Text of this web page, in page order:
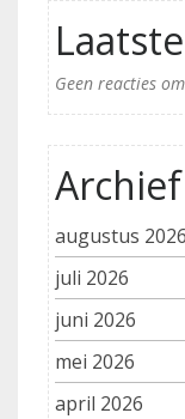
Geen reacties
Archief
augustus 2026
juli 2026
juni 2026
mei 2026
april 2026